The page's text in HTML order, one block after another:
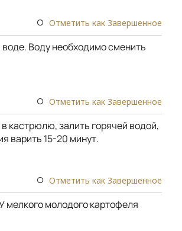
Отметить как Завершенное
Воду необходимо сменить
Отметить как Завершенное
кастрюлю, залить горячей водой,
варить 15-20 минут.
Отметить как Завершенное
мелкого молодого картофеля